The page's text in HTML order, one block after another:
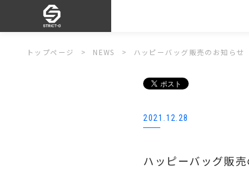
トップページ NEWS ハッピーバッグ販売のお知らせ
2021.12.28
ハッピーバッグ販